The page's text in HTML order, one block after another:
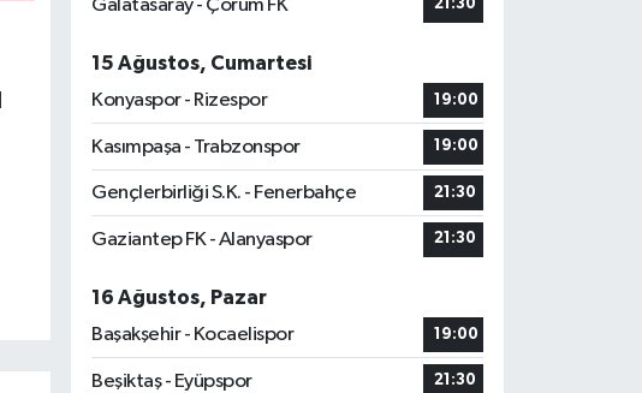
Galatasaray - Çorum FK
21:30
15 Ağustos, Cumartesi
Konyaspor - Rizespor
19:00
Kasımpaşa - Trabzonspor 19:00
Gençlerbirliği S.K. - Fenerbahçe 21:30
Gaziantep FK - Alanyaspor 21:30
16 Ağustos, Pazar
Başakşehir - Kocaelispor
19:00
Beşiktaş - Eyüpspor 21:30